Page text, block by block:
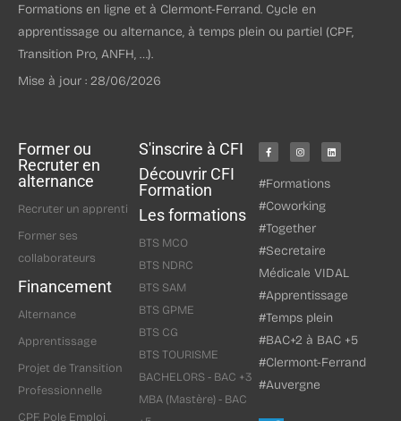
Formations en ligne et à Clermont-Ferrand. Cycle en
apprentissage ou alternance, à temps plein ou partiel (CPF,
Transition Pro, ANFH, …).
Mise à jour : 28/06/2026
Former ou
Recruter en
alternance
Recruter un apprenti
Former ses
collaborateurs
Financement
Alternance
Apprentissage
Projet de Transition
Professionnelle
CPF, Pole Emploi,
S'inscrire à CFI
Découvrir CFI
Formation
Les formations
BTS MCO
BTS NDRC
BTS SAM
BTS GPME
BTS CG
BTS TOURISME
BACHELORS - BAC +3
MBA (Mastère) - BAC
#Formations
#Coworking
#Together
#Secretaire
Médicale VIDAL
#Apprentissage
#Temps plein
#BAC+2 à BAC +5
#Clermont-Ferrand
#Auvergne